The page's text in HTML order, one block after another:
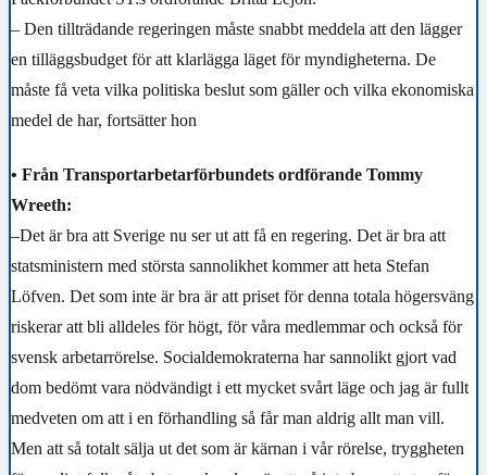
– Den tillträdande regeringen måste snabbt meddela att den lägger
en tilläggsbudget för att klarlägga läget för myndigheterna. De
måste få veta vilka politiska beslut som gäller och vilka ekonomiska
medel de har, fortsätter hon
• Från Transportarbetarförbundets ordförande Tommy
Wreeth:
–Det är bra att Sverige nu ser ut att få en regering. Det är bra att
statsministern med största sannolikhet kommer att heta Stefan
Löfven. Det som inte är bra är att priset för denna totala högersväng
riskerar att bli alldeles för högt, för våra medlemmar och också för
svensk arbetarrörelse. Socialdemokraterna har sannolikt gjort vad
dom bedömt vara nödvändigt i ett mycket svårt läge och jag är fullt
medveten om att i en förhandling så får man aldrig allt man vill.
Men att så totalt sälja ut det som är kärnan i vår rörelse, tryggheten